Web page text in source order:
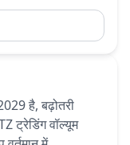
है, बढ़ोतरी
ट्रेडिंग वॉल्यूम